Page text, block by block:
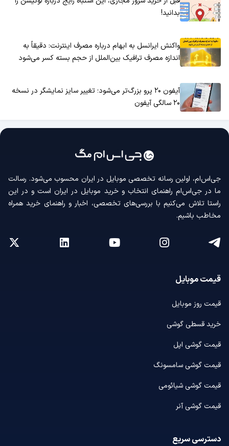
بدانید!
واکنش ایرانسل به ابهام درباره مصرف اینترنت: دقیقاً به
اندازه مصرف ترافیک بین‌الملل از حجم بسته کسر می‌شود
آیفون ۲۰ پرو بزرگ‌تر می‌شود؛ تغییر سایز نمایشگر در نسخه
۲۰ سالگی آیفون
جی‌اس‌ام، اولین رسانه‌ تخصصی موبایل در ایران محسوب می‌شود. رسالت
ما در جی‌اس‌ام راهنمای انتخاب و خرید موبایل در ایران است و در این
راستا تلاش می‌کنیم با بررسی‌های تخصصی، اخبار و راهنمای خرید همراه
مخاطب باشیم.
قیمت موبایل
قیمت روز موبایل
خرید قسطی گوشی
قیمت گوشی اپل
قیمت گوشی سامسونگ
قیمت گوشی شیائومی
قیمت گوشی آنر
دسترسی سریع